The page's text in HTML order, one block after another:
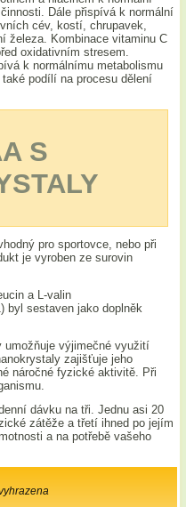
Dále přispívá k normální
cév, kostí, chrupavek,
železa. Kombinace vitaminu C
oxidativním stresem.
k normálnímu metabolismu
podílí na procesu dělení
S
pro sportovce, nebo při
je vyroben ze surovin
a L-valin
byl sestaven jako doplněk
umožňuje výjimečné využití
zajišťuje jeho
náročné fyzické aktivitě. Při
dávku na tři. Jednu asi 20
zátěže a třetí ihned po jejím
a na potřebě vašeho